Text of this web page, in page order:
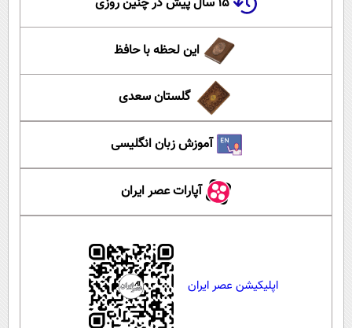
این لحظه با حافظ
گلستان سعدی
آموزش زبان انگلیسی
آپارات عصر ایران
اپلیکیشن عصر ایران